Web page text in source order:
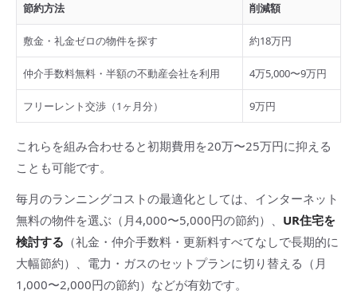
節約方法 削減額
敷金・礼金ゼロの物件を探す 約18万円
仲介手数料無料・半額の不動産会社を利用 4万5,000〜9万円
フリーレント交渉（1ヶ月分） 9万円
これらを組み合わせると初期費用を20万〜25万円に抑える
ことも可能です。
毎月のランニングコストの最適化としては、インターネット
無料の物件を選ぶ（月4,000〜5,000円の節約）、 UR住宅を
検討する （礼金・仲介手数料・更新料すべてなしで長期的に
大幅節約）、電力・ガスのセットプランに切り替える（月
1,000〜2,000円の節約）などが有効です。